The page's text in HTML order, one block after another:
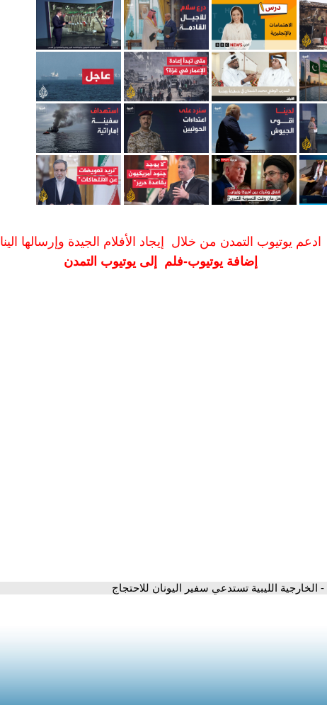
ادعم يوتيوب التمدن من خلال إيجاد الأفلام الجيدة وإرسالها الينا
إضافة يوتيوب-فلم إلى يوتيوب التمدن
- الخارجية الليبية تستدعي سفير اليونان للاحتجاج